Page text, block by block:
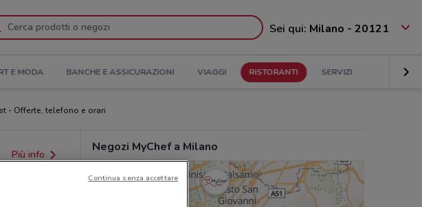
Sei qui: Milano - 20121
E MODA BANCHE E ASSICURAZIONI VIAGGI RISTORANTI SERVIZI
- Offerte, telefono e orari
Più info
Negozi MyChef a Milano
Continua senza accettare